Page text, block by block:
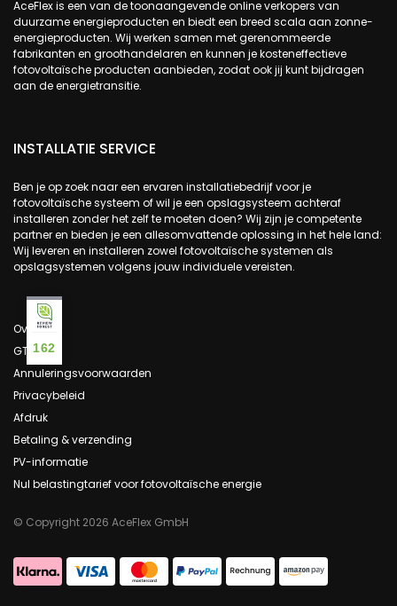
AceFlex is een van de toonaangevende online verkopers van
duurzame energieproducten en biedt een breed scala aan zonne-
energieproducten. Wij werken samen met gerenommeerde
fabrikanten en groothandelaren en kunnen je kosteneffectieve
fotovoltaïsche producten aanbieden, zodat ook jij kunt bijdragen
aan de energietransitie.
INSTALLATIE SERVICE
Ben je op zoek naar een ervaren installatiebedrijf voor je
fotovoltaïsche systeem of wil je een opslagsysteem achteraf
installeren zonder het zelf te moeten doen? Wij zijn je competente
partner en bieden je een allesomvattende oplossing in het hele land:
Wij leveren en installeren zowel fotovoltaïsche systemen als
opslagsystemen volgens jouw individuele vereisten.
Over ons
GTC
Annuleringsvoorwaarden
Privacybeleid
Afdruk
Betaling & verzending
PV-informatie
Nul belastingtarief voor fotovoltaïsche energie
© Copyright 2026 AceFlex GmbH
162